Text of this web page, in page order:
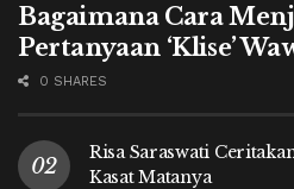
Bagaimana Cara
Pertanyaan ‘Klise’
0 SHARES
Risa Saraswati
Kasat Matanya